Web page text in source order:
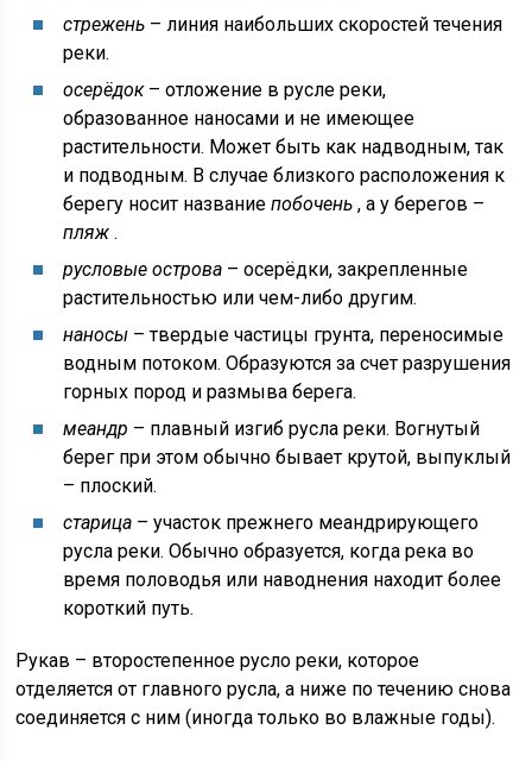
стрежень – линия наибольших скоростей течения
реки.
осерёдок – отложение в русле реки,
образованное наносами и не имеющее
растительности. Может быть как надводным, так
и подводным. В случае близкого расположения к
берегу носит названиепобочень , а у берегов –
пляж .
русловые острова – осерёдки, закрепленные
растительностью или чем-либо другим.
наносы – твердые частицы грунта, переносимые
водным потоком. Образуются за счет разрушения
горных пород и размыва берега.
меандр – плавный изгиб русла реки. Вогнутый
берег при этом обычно бывает крутой, выпуклый
– плоский.
старица – участок прежнего меандрирующего
русла реки. Обычно образуется, когда река во
время половодья или наводнения находит более
короткий путь.
Рукав – второстепенное русло реки, которое
отделяется от главного русла, а ниже по течению снова
соединяется с ним (иногда только во влажные годы).